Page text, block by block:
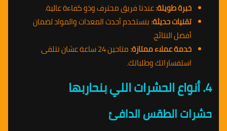
خبرة طويلة:عندنا فريق محترف وذو كفاءة عالية.
تقنيات حديثة:بنستخدم أحدث المعدات والمواد لضمان
أفضل النتائج.
خدمة عملاء ممتازة:
متاحين 24 ساعة عشان نتلقى
استفساراتك وطلباتك.
4. أنواع الحشرات اللي بنحاربها
حشرات الطقس الدافئ